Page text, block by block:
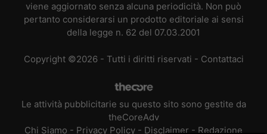
viene aggiornato senza alcuna periodicità. Non può
pertanto considerarsi un prodotto editoriale ai sensi
della legge n. 62 del 07.03.2001
Copyright ©2026 - Tutti i diritti riservati - Contattaci
Le attività pubblicitarie su questo sito sono gestite da
theCoreAdv
Chi Siamo - Privacy Policy - Disclaimer - Redazione